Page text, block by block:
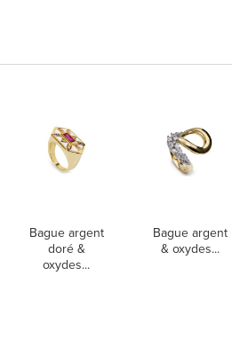
Bague argent
doré &
oxydes...
Bague argent
& oxydes...